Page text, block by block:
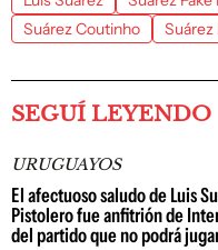
Suárez Coutinho
Suárez
SEGUÍ LEYENDO
URUGUAYOS
El afectuoso saludo de Luis
Pistolero fue anfitrión de
del partido que no podrá